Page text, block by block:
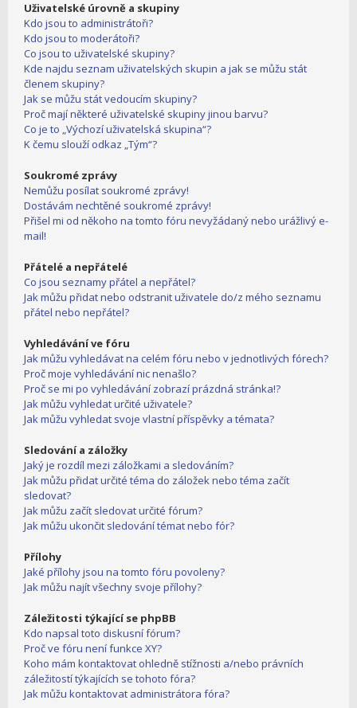
Uživatelské úrovně a skupiny
Kdo jsou to administrátoři?
Kdo jsou to moderátoři?
Co jsou to uživatelské skupiny?
Kde najdu seznam uživatelských skupin a jak se můžu stát
členem skupiny?
Jak se můžu stát vedoucím skupiny?
Proč mají některé uživatelské skupiny jinou barvu?
Co je to „Výchozí uživatelská skupina“?
K čemu slouží odkaz „Tým“?
Soukromé zprávy
Nemůžu posílat soukromé zprávy!
Dostávám nechtěné soukromé zprávy!
Přišel mi od někoho na tomto fóru nevyžádaný nebo urážlivý e-
mail!
Přátelé a nepřátelé
Co jsou seznamy přátel a nepřátel?
Jak můžu přidat nebo odstranit uživatele do/z mého seznamu
přátel nebo nepřátel?
Vyhledávání ve fóru
Jak můžu vyhledávat na celém fóru nebo v jednotlivých fórech?
Proč moje vyhledávání nic nenašlo?
Proč se mi po vyhledávání zobrazí prázdná stránka!?
Jak můžu vyhledat určité uživatele?
Jak můžu vyhledat svoje vlastní příspěvky a témata?
Sledování a záložky
Jaký je rozdíl mezi záložkami a sledováním?
Jak můžu přidat určité téma do záložek nebo téma začít
sledovat?
Jak můžu začít sledovat určité fórum?
Jak můžu ukončit sledování témat nebo fór?
Přílohy
Jaké přílohy jsou na tomto fóru povoleny?
Jak můžu najít všechny svoje přílohy?
Záležitosti týkající se phpBB
Kdo napsal toto diskusní fórum?
Proč ve fóru není funkce XY?
Koho mám kontaktovat ohledně stížnosti a/nebo právních
záležitostí týkajících se tohoto fóra?
Jak můžu kontaktovat administrátora fóra?